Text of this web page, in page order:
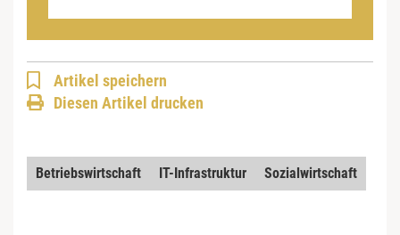
Artikel speichern
Diesen Artikel drucken
Betriebswirtschaft IT-Infrastruktur Sozialwirtschaft